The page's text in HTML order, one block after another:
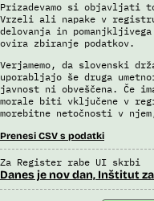
Prizadevamo si objavljati
Vrzeli ali napake v registru
delovanja in
ovira zbiranje podatkov.
Verjamemo, da slovenski
uporabljajo še druga
javnost ni obveščena. Če
morale biti vključene v
morebitne netočnosti v
Prenesi CSV s podatki
Za Register rabe UI skrbi
Danes je nov dan, Inštitut